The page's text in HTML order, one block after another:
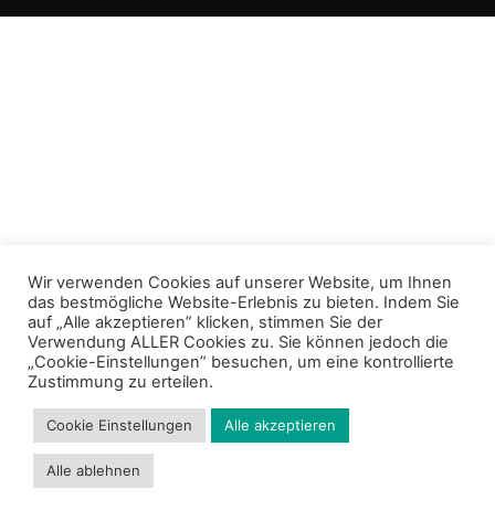
Wir verwenden Cookies auf unserer Website, um Ihnen
das bestmögliche Website-Erlebnis zu bieten. Indem Sie
auf „Alle akzeptieren” klicken, stimmen Sie der
Verwendung ALLER Cookies zu. Sie können jedoch die
„Cookie-Einstellungen” besuchen, um eine kontrollierte
Zustimmung zu erteilen.
Cookie Einstellungen Alle akzeptieren
Alle ablehnen